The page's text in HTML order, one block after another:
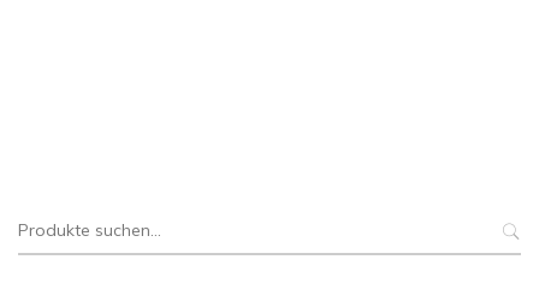
Suche